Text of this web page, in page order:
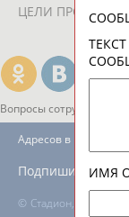
ЦЕЛИ ПРОЕКТА
Вопросы
© Стадион, 1998-2026
Адресов в новостной
Подпишись ИМЯ